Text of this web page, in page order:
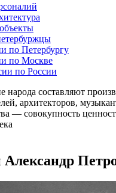
по Петербургу
по Москве
по России
народа составляют
архитекторов,
― совокупность